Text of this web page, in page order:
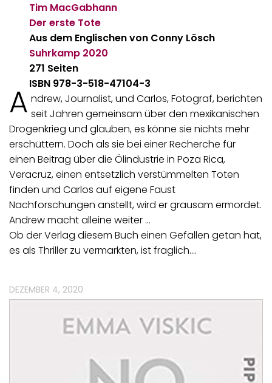
Tim MacGabhann
Der erste Tote
Aus dem Englischen von Conny Lösch
Suhrkamp 2020
271 Seiten
ISBN 978-3-518-47104-3
A ndrew, Journalist, und Carlos, Fotograf, berichten
seit Jahren gemeinsam über den mexikanischen
Drogenkrieg und glauben, es könne sie nichts mehr
erschüttern. Doch als sie bei einer Recherche für
einen Beitrag über die Ölindustrie in Poza Rica,
Veracruz, einen entsetzlich verstümmelten Toten
finden und Carlos auf eigene Faust
Nachforschungen anstellt, wird er grausam ermordet.
Andrew macht alleine weiter …
Ob der Verlag diesem Buch einen Gefallen getan hat,
es als Thriller zu vermarkten, ist fraglich.…
DEZEMBER 4, 2020